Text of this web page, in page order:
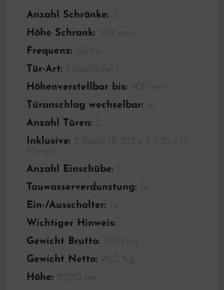
Anzahl Schränke: 2
Höhe Schrank: 554 mm
Frequenz: 50 Hz
Tür-Art: Flügeltür(en)
Höhenverstellbar bis: 900 mm
Türanschlag wechselbar:
Ja
Anzahl Türen: 2
Inklusive: 2 Roste (B 325 x T 530 x H
10 mm)
Anzahl Einschübe: 2
Tauwasserverdunstung:
Ja
Ein-/Ausschalter:
Ja
Wichtiger Hinweis: –
Gewicht Brutto: 101.0 Kg
Gewicht Netto: 95.0 Kg
Höhe: 850.0 mm